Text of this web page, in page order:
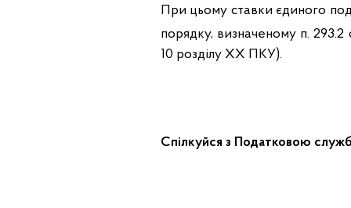
При цьому ставки єдиного
порядку, визначеному п. 293.2
10 розділу ХХ ПКУ).
Спілкуйся з Податковою